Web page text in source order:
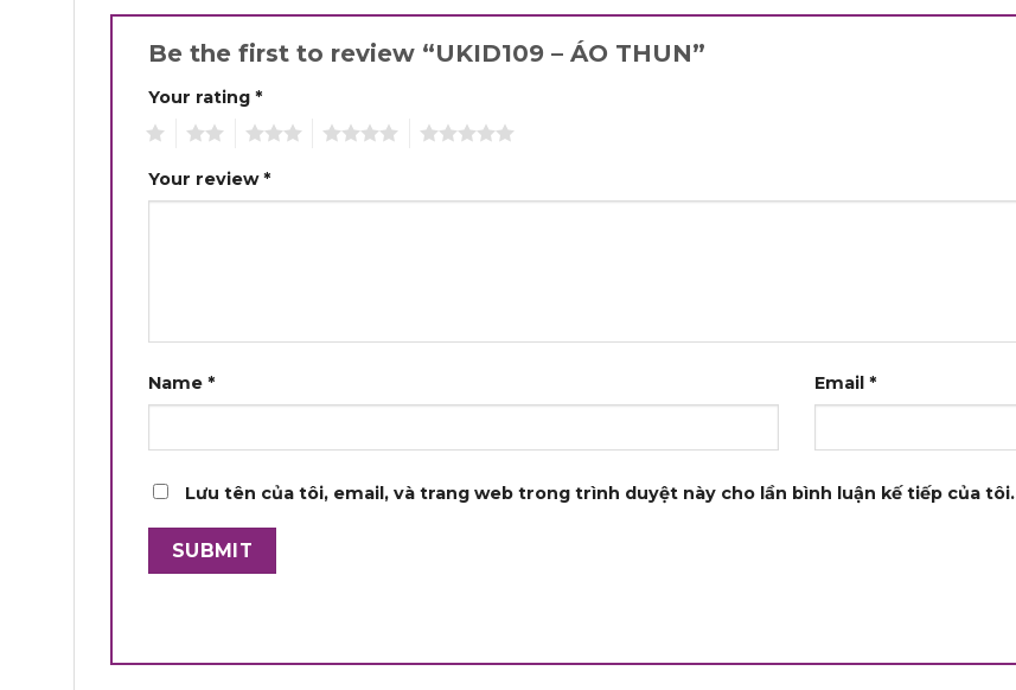
Be the first to review “UKID109 – ÁO THUN”
Your rating *
Your review*
Name * Email *
Lưu tên của tôi, email, và trang web trong trình duyệt này cho lần bình luận kế tiếp của tôi.